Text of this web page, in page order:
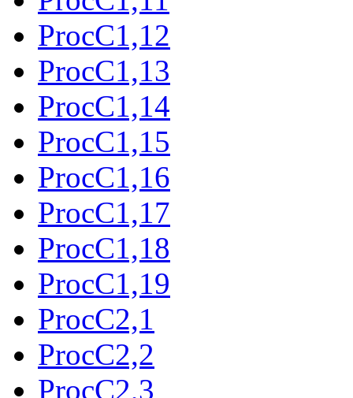
ProcC1,12
ProcC1,13
ProcC1,14
ProcC1,15
ProcC1,16
ProcC1,17
ProcC1,18
ProcC1,19
ProcC2,1
ProcC2,2
ProcC2,3